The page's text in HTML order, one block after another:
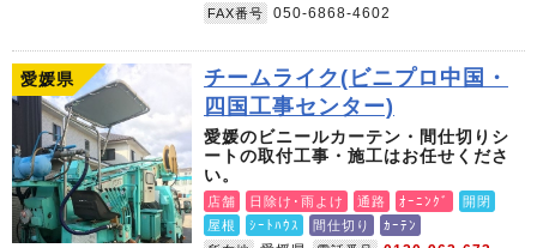
FAX番号 050-6868-4602
愛媛県
チームライク(ビニプロ中国・
四国工事センター)
愛媛のビニールカーテン・間仕切りシ
ートの取付工事・施工はお任せくださ
い。
店舗 日除け･雨よけ 通路 ｵｰﾆﾝｸﾞ
開閉
屋根
ｼｰﾄﾊｳｽ 間仕切り
ｶｰﾃﾝ